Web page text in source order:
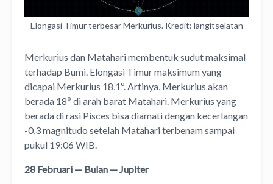
Elongasi Timur terbesar Merkurius. Kredit: langitselatan
Merkurius dan Matahari membentuk sudut maksimal
terhadap Bumi. Elongasi Timur maksimum yang
dicapai Merkurius 18,1º. Artinya, Merkurius akan
berada 18º di arah barat Matahari. Merkurius yang
berada di rasi Pisces bisa diamati dengan kecerlangan
-0,3 magnitudo setelah Matahari terbenam sampai
pukul 19:06 WIB.
28 Februari — Bulan — Jupiter